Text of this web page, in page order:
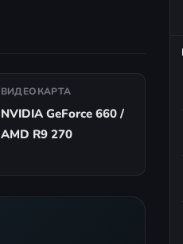
ВИДЕОКАРТА
NVIDIA GeForce 660 /
AMD R9 270